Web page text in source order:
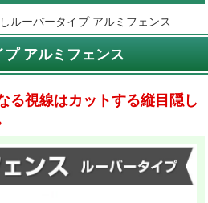
ルーバータイプ アルミフェンス
アルミフェンス
る視線はカットする縦目隠し